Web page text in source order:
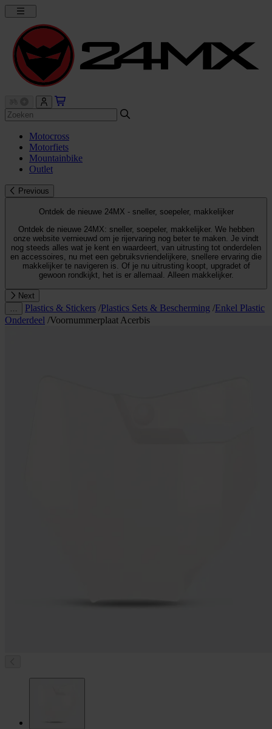
Motocross
Motorfiets
Mountainbike
Outlet
Previous
Ontdek de nieuwe 24MX - sneller, soepeler, makkelijker
Ontdek de nieuwe 24MX: sneller, soepeler, makkelijker. We hebben
onze website vernieuwd om je rijervaring nog beter te maken. Je vindt
nog steeds alles wat je kent en waardeert, van uitrusting tot onderdelen
en accessoires, nu met een gebruiksvriendelijkere, snellere ervaring die
makkelijker te navigeren is. Of je nu uitrusting koopt, upgradet of
gewoon rondkijkt, het is er allemaal. Alleen makkelijker.
Next
Plastics & Stickers /Plastics Sets & Bescherming /Enkel Plastic
Onderdeel /Voornummerplaat Acerbis